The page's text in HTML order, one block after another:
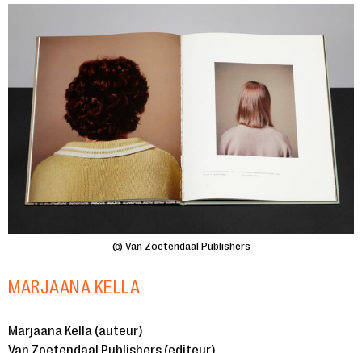
© Van Zoetendaal Publishers
MARJAANA KELLA
Marjaana Kella (auteur)
Van Zoetendaal Publishers (editeur)